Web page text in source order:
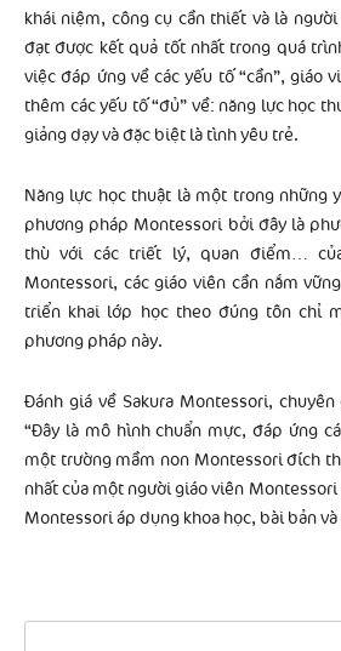
khái niệm, công cụ cần thiết và là
đạt được kết quả tốt nhất trong quá
việc đáp ứng về các yếu tố “cần”, giáo
thêm các yếu tố “đủ” về: năng lực học
giảng dạy và đặc biệt là tình yêu trẻ.
Năng lực học thuật là một trong những
phương pháp Montessori bởi đây là
thù với các triết lý, quan điểm…
Montessori, các giáo viên cần nắm
triển khai lớp học theo đúng tôn chỉ
phương pháp này.
Đánh giá về Sakura Montessori,
“Đây là mô hình chuẩn mực, đáp ứng
một trường mầm non Montessori đích
nhất của một người giáo viên Montessori
Montessori áp dụng khoa học, bài bản